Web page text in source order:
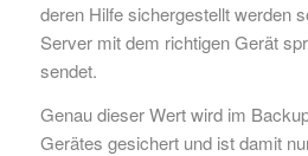
deren Hilfe sichergestellt werden
Server mit dem richtigen Gerät
sendet.
Genau dieser Wert wird im
Gerätes gesichert und ist damit